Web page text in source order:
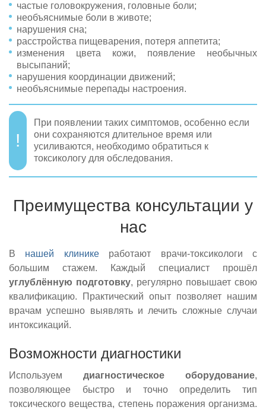
частые головокружения, головные боли;
необъяснимые боли в животе;
нарушения сна;
расстройства пищеварения, потеря аппетита;
изменения цвета кожи, появление необычных
высыпаний;
нарушения координации движений;
необъяснимые перепады настроения.
При появлении таких симптомов, особенно если
они сохраняются длительное время или
усиливаются, необходимо обратиться к
токсикологу для обследования.
Преимущества консультации у
нас
В нашей клиникеработают врачи-токсикологи с
большим стажем. Каждый специалист прошёл
углублённую подготовку, регулярно повышает свою
квалификацию. Практический опыт позволяет нашим
врачам успешно выявлять и лечить сложные случаи
интоксикаций.
Возможности диагностики
Используем диагностическое оборудование,
позволяющее быстро и точно определить тип
токсического вещества, степень поражения организма.